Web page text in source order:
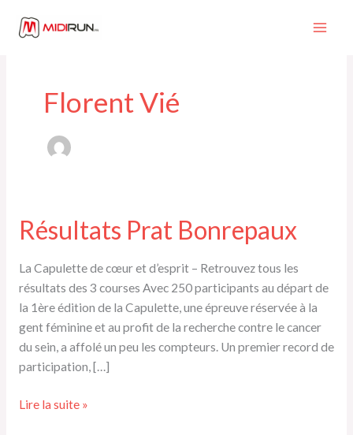
Florent Vié
Résultats Prat Bonrepaux
La Capulette de cœur et d’esprit – Retrouvez tous les
résultats des 3 courses Avec 250 participants au départ de
la 1ère édition de la Capulette, une épreuve réservée à la
gent féminine et au profit de la recherche contre le cancer
du sein, a affolé un peu les compteurs. Un premier record de
participation, […]
Résultats
Lire la suite »